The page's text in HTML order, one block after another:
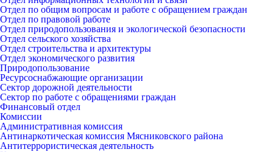
Отдел по общим вопросам и работе с обращением граждан
Отдел по правовой работе
Отдел природопользования и экологической безопасности
Отдел сельского хозяйства
Отдел строительства и архитектуры
Отдел экономического развития
Природопользование
Ресурсоснабжающие организации
Сектор дорожной деятельности
Сектор по работе с обращениями граждан
Финансовый отдел
Комиссии
Административная комиссия
Антинаркотическая комиссия Мясниковского района
Антитеррористическая деятельность